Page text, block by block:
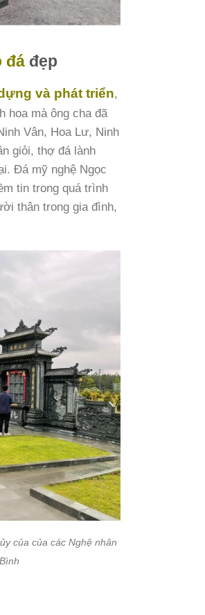
đá đẹp
và phát triển,
hoa mà ông cha đã
Vân, Hoa Lư, Ninh
giỏi, thợ đá lành
Đá mỹ nghệ Ngọc
tin trong quá trình
thân trong gia đình,
của của các Nghệ nhân